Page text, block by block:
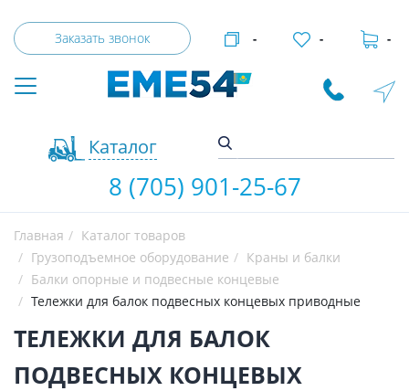
Заказать звонок
Каталог
- - -
8 (705) 901-25-67
Главная
Каталог товаров
Грузоподъемное оборудование
Краны и балки
Балки опорные и подвесные концевые
Тележки для балок подвесных концевых приводные
ТЕЛЕЖКИ ДЛЯ БАЛОК
ПОДВЕСНЫХ КОНЦЕВЫХ